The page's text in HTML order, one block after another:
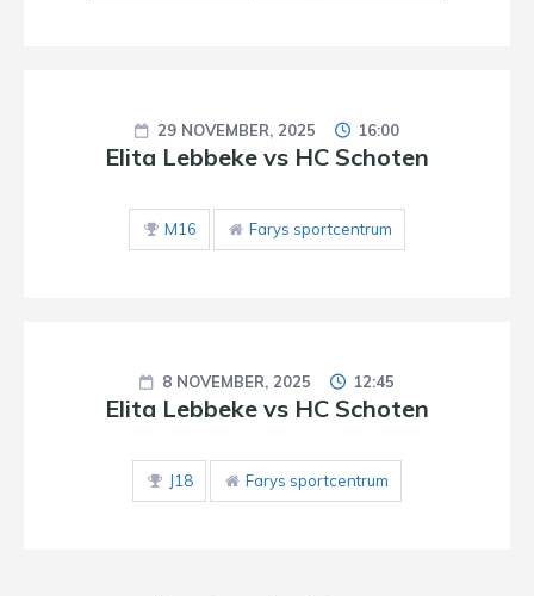
29 NOVEMBER, 2025 16:00
Elita Lebbeke vs HC Schoten
M16 Farys sportcentrum
8 NOVEMBER, 2025 12:45
Elita Lebbeke vs HC Schoten
J18 Farys sportcentrum